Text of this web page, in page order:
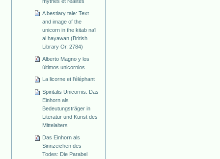
A bestiary tale: Text
and image of the
unicorn in the kitab na'l
al hayawan (British
Library Or. 2784)
Alberto Magno y los
últimos unicornios
La licorne et l'éléphant
Spiritalis Unicornis. Das
Einhorn als
Bedeutungsträger in
Literatur und Kunst des
Mittelalters
Das Einhorn als
Sinnzeichen des
Todes: Die Parabel